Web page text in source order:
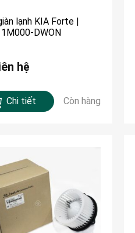
lạnh KIA Forte |
DWON
hệ
Chi tiết Còn hàng